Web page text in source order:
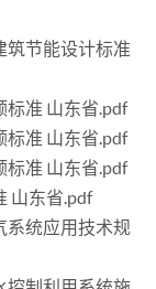
筑节能设计标准
标准 山东省.pdf
标准 山东省.pdf
标准 山东省.pdf
山东省.pdf
系统应用技术规